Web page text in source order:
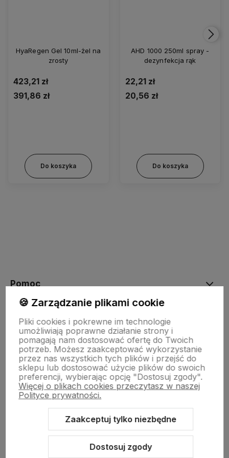
HyaRegen Gel 10ml-żel na
zrosty
423,21 zł
391,86 zł
Do koszyka
AHD 1000 250ml spray -
dezynfekcja rąk
22,21 zł
20,56 zł
Do koszyka
Pomoc
Moje konto
Płatności i dostawa
Informacje
🍪 Zarządzanie plikami cookie
Pliki cookies i pokrewne im technologie
umożliwiają poprawne działanie strony i
pomagają nam dostosować ofertę do Twoich
potrzeb. Możesz zaakceptować wykorzystanie
przez nas wszystkich tych plików i przejść do
sklepu lub dostosować użycie plików do swoich
preferencji, wybierając opcję "Dostosuj zgody".
Więcej o plikach cookies przeczytasz w naszej
Polityce prywatności.
Zaakceptuj tylko niezbędne
Dostosuj zgody